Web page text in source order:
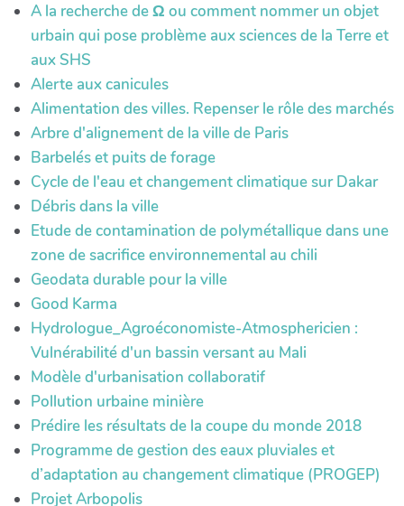
A la recherche de Ω ou comment nommer un objet
urbain qui pose problème aux sciences de la Terre et
aux SHS
Alerte aux canicules
Alimentation des villes. Repenser le rôle des marchés
Arbre d'alignement de la ville de Paris
Barbelés et puits de forage
Cycle de l'eau et changement climatique sur Dakar
Débris dans la ville
Etude de contamination de polymétallique dans une
zone de sacrifice environnemental au chili
Geodata durable pour la ville
Good Karma
Hydrologue_Agroéconomiste-Atmosphericien :
Vulnérabilité d'un bassin versant au Mali
Modèle d'urbanisation collaboratif
Pollution urbaine minière
Prédire les résultats de la coupe du monde 2018
Programme de gestion des eaux pluviales et
d’adaptation au changement climatique (PROGEP)
Projet Arbopolis